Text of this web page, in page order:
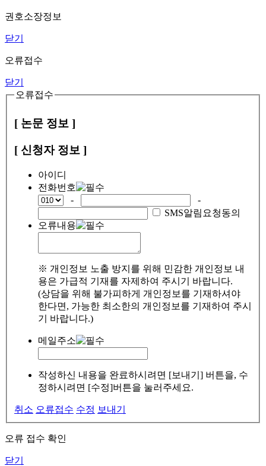
권호소장정보
닫기
오류접수
닫기
오류접수
[ 논문 정보 ]
[ 신청자 정보 ]
아이디
전화번호
-
-
SMS알림요청동의
오류내용
※ 개인정보 노출 방지를 위해 민감한 개인정보 내
용은 가급적 기재를 자제하여 주시기 바랍니다.
(상담을 위해 불가피하게 개인정보를 기재하셔야
한다면, 가능한 최소한의 개인정보를 기재하여 주시
기 바랍니다.)
메일주소
작성하신 내용을 완료하시려면 [보내기] 버튼을, 수
정하시려면 [수정]버튼을 눌러주세요.
취소 오류접수 수정 보내기
오류 접수 확인
닫기